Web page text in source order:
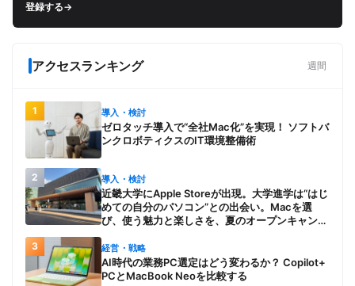
登録する→
アクセスランキング 週間
1 導入・検討
ゼロタッチ導入で“全社Mac化”を実現！ ソフトバ
ンクロボティクスのIT環境整備術
2 導入・検討
近畿大学にApple Storeが出現。大学進学は“はじ
めての自分のパソコン”との出会い。Macを選
び、使う魅力と楽しさを、夏のオープンキャンパ
3 経営・戦略
AI時代の業務PC選定はどう変わるか？ Copilot+
PCとMacBook Neoを比較する